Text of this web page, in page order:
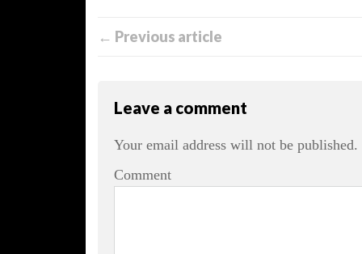
← Previous article
Leave a comment
Your email address will not be published.
Comment